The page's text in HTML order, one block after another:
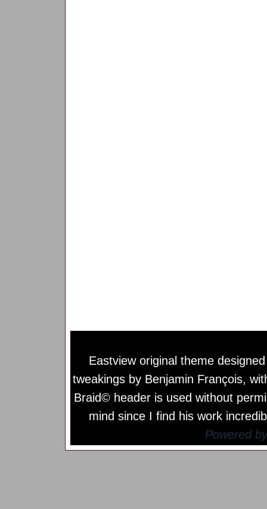
Eastview original theme
tweakings by Benjamin François,
Braid© header is used without
mind since I find his work
Powered